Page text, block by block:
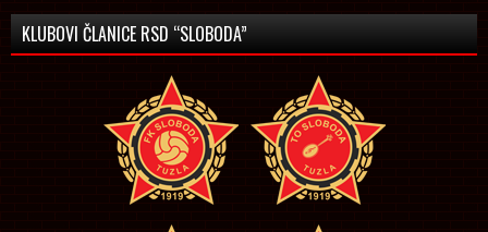
KLUBOVI ČLANICE RSD “SLOBODA”